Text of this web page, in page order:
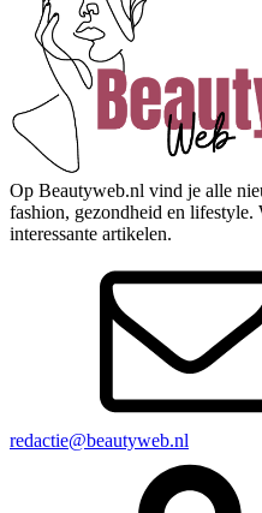
Op Beautyweb.nl vind je alle
fashion, gezondheid en
interessante artikelen.
redactie@beautyweb.nl